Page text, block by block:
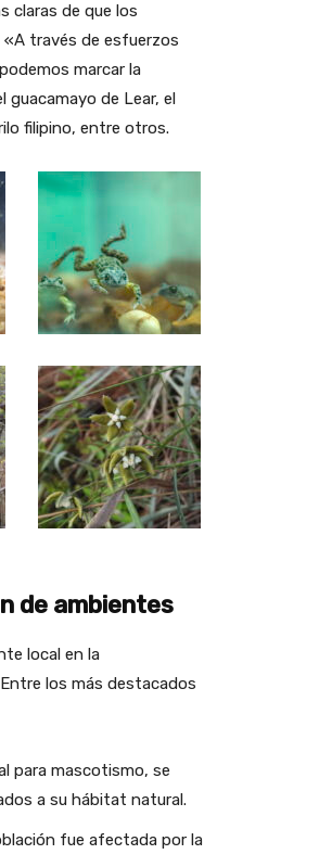
claras de que los
través de esfuerzos
marcar la
de Lear, el
filipino, entre otros.
de ambientes
local en la
los más destacados
para mascotismo, se
a su hábitat natural.
fue afectada por la